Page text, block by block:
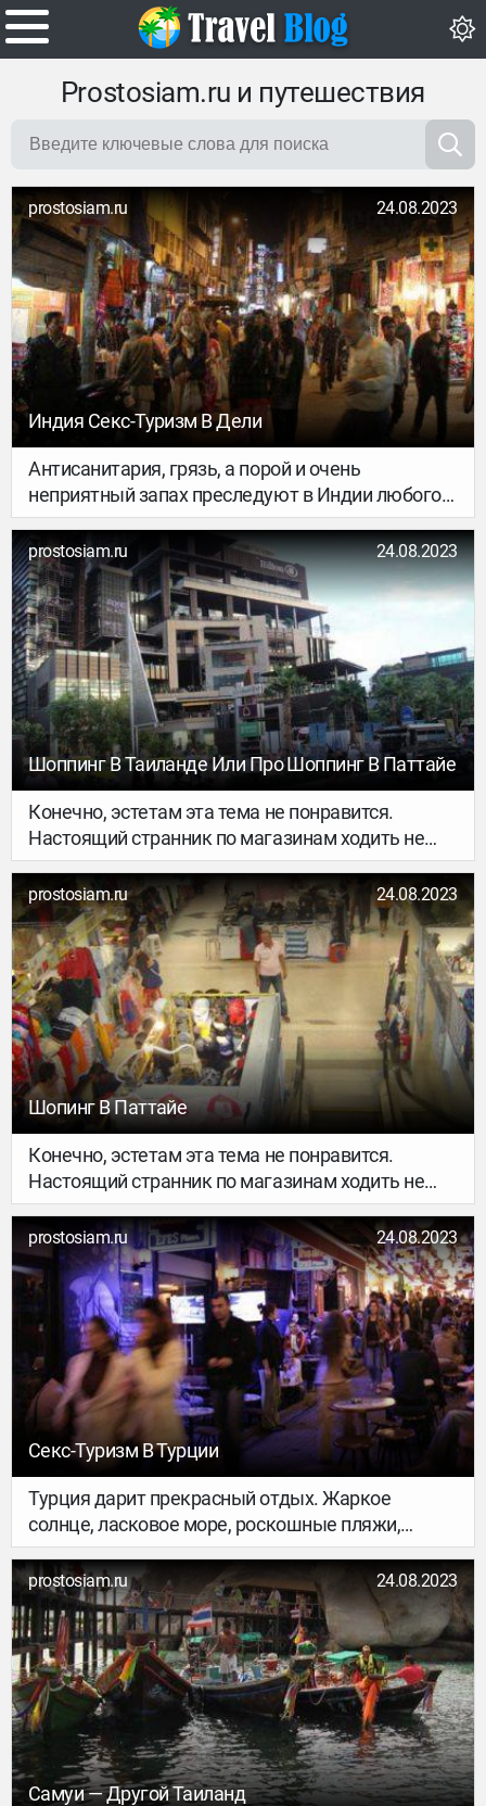
Prostosiam.ru и путешествия
prostosiam.ru 24.08.2023
Индия Секс-Туризм В Дели
Антисанитария, грязь, а порой и очень
неприятный запах преследуют в Индии любого
туриста.
prostosiam.ru 24.08.2023
Шоппинг В Таиланде Или Про Шоппинг В Паттайе
Конечно, эстетам эта тема не понравится.
Настоящий странник по магазинам ходить не
станет.
prostosiam.ru 24.08.2023
Шопинг В Паттайе
Конечно, эстетам эта тема не понравится.
Настоящий странник по магазинам ходить не
станет.
prostosiam.ru 24.08.2023
Секс-Туризм В Турции
Турция дарит прекрасный отдых. Жаркое
солнце, ласковое море, роскошные пляжи,
интересные экскурсии к всевозможным
древним руинам и хороший секс.
prostosiam.ru 24.08.2023
Самуи — Другой Таиланд